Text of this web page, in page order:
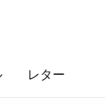
レター